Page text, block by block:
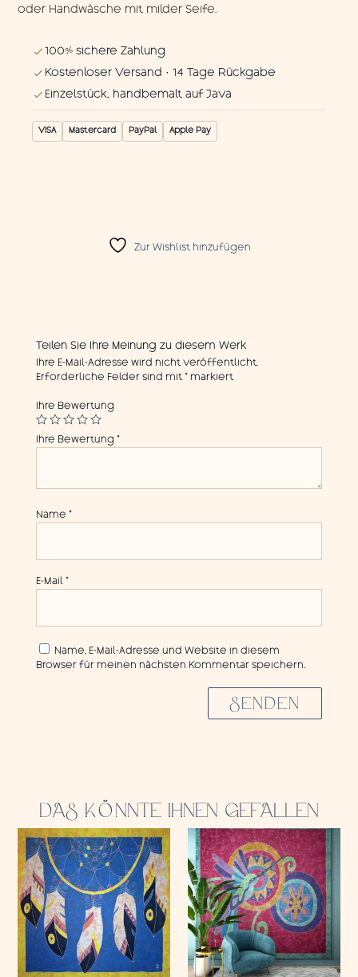
oder Handwäsche mit milder Seife.
100% sichere Zahlung
Kostenloser Versand · 14 Tage Rückgabe
Einzelstück, handbemalt auf Java
VISA Mastercard PayPal Apple Pay
Zur Wishlist hinzufügen
Teilen Sie Ihre Meinung zu diesem Werk
Ihre E-Mail-Adresse wird nicht veröffentlicht.
Erforderliche Felder sind mit*markiert
Ihre Bewertung
Ihre Bewertung *
Name *
E-Mail *
Name, E-Mail-Adresse und Website in diesem
Browser für meinen nächsten Kommentar speichern.
SENDEN
DAS KÖNNTE IHNEN GEFALLEN